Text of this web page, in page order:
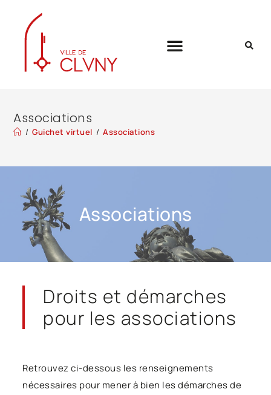
Associations
/ Guichet virtuel / Associations
Associations
Droits et démarches
pour les associations
Retrouvez ci-dessous les renseignements
nécessaires pour mener à bien les démarches de